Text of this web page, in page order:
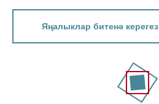
Яңалыклар битенә керегез